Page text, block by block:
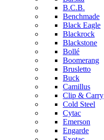
B.C.B.
Benchmade
Black Eagle
Blackrock
Blackstone
Bollé
Boomerang
Brusletto
Buck
Camillus
Clip & Carry
Cold Steel
Cytac
Emerson
Engarde